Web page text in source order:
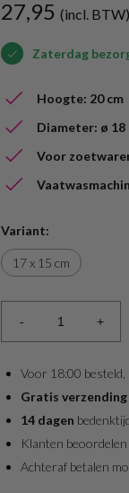
27,95 (incl. BTW)
Zaterdag
Hoogte: 20 cm
Diameter: ø 18
Voor
Variant:
17 x 15 cm
- +
Voor 18:00 besteld,
Gratis verzending
14 dagen
Klanten
Achteraf betalen